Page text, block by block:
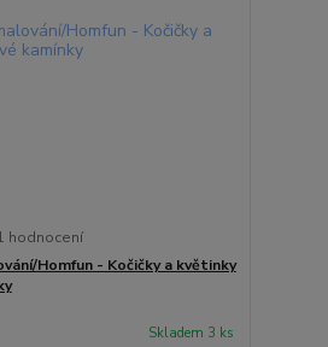
hodnocení
Homfun - Kočičky a květinky
Skladem 3 ks